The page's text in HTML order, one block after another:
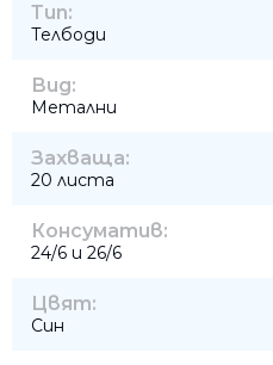
Тип:
Телбоди
Вид:
Метални
Захваща:
20 листа
Консуматив:
24/6 и 26/6
Цвят:
Син